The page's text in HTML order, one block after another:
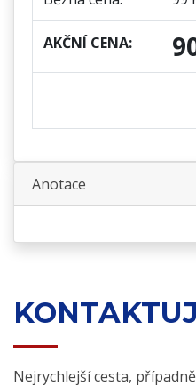
AKČNÍ CENA:
Anotace
Nejrychlejší cesta,